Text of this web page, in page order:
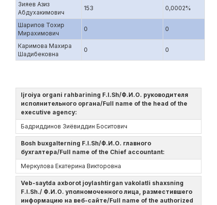
Зияев Азиз
Абдухакимович
153 0,0002%
Шарипов Тохир
Мирахимович
0 0
Каримова Махира
Шадибековна
0 0
Ijroiya organi rahbarining F.I.Sh/Ф.И.О. руководителя
исполнительного органа/Full name of the head of the
executive agency:
Бадриддинов Зиёвиддин Боситович
Bosh buxgalterning F.I.Sh/Ф.И.О. главного
бухгалтера/Full name of the Chief accountant:
Меркулова Екатерина Викторовна
Veb-saytda axborot joylashtirgan vakolatli shaxsning
F.I.Sh./ Ф.И.О. уполномоченного лица, разместившего
информацию на веб-сайте/Full name of the authorized